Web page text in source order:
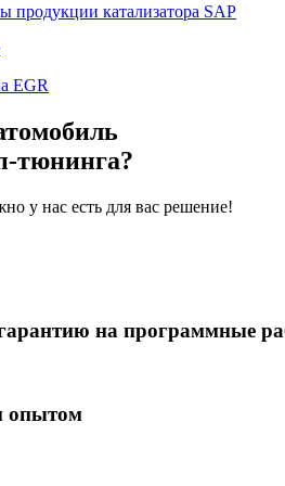
продукции катализатора SAP
EGR
тюнинга?
у нас есть для вас решение!
на программные
опытом